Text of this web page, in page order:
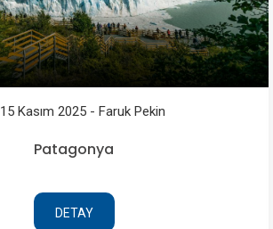
15 Kasım 2025 - Faruk Pekin
Patagonya
DETAY